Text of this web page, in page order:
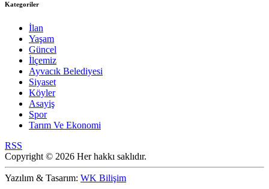
Kategoriler
İlan
Yaşam
Güncel
İlçemiz
Ayvacık Belediyesi
Siyaset
Köyler
Asayiş
Spor
Tarım Ve Ekonomi
RSS
Copyright © 2026 Her hakkı saklıdır.
Yazılım & Tasarım: WK Bilişim